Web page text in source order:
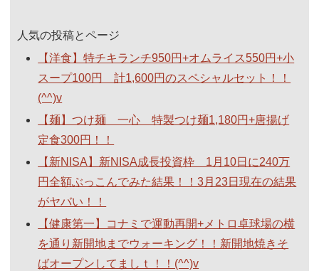
人気の投稿とページ
【洋食】特チキランチ950円+オムライス550円+小
スープ100円 計1,600円のスペシャルセット！！
(^^)v
【麺】つけ麺 一心 特製つけ麺1,180円+唐揚げ
定食300円！！
【新NISA】新NISA成長投資枠 1月10日に240万
円全額ぶっこんでみた結果！！3月23日現在の結果
がヤバい！！
【健康第一】コナミで運動再開+メトロ卓球場の横
を通り新開地までウォーキング！！新開地焼きそ
ばオープンしてましｔ！！(^^)v